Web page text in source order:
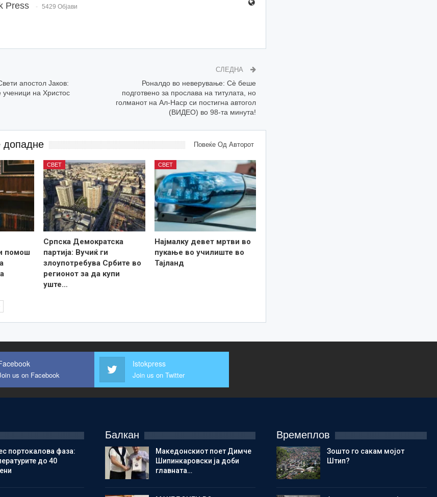
Press 5429 Објави
апостол Јаков:
ученици на Христос
СЛЕДНА
Роналдо во неверување: Сè беше
подготвено за прослава на титулата, но
голманот на Ал-Наср си постигна автогол
(ВИДЕО) во 98-та минута!
допадне Повеќе Од Авторот
помош
СВЕТ
Српска Демократска
партија: Вучиќ ги
злоупотребува Србите во
регионот за да купи
уште…
СВЕТ
Најмалку девет мртви во
пукање во училиште во
Тајланд
us on Facebook
Istokpress
Join us on Twitter
портокалова фаза:
до 40
Балкан
Македонскиот поет Димче
Шипинкаровски ја доби
главната…
Времеплов
Зошто го сакам мојот
Штип?